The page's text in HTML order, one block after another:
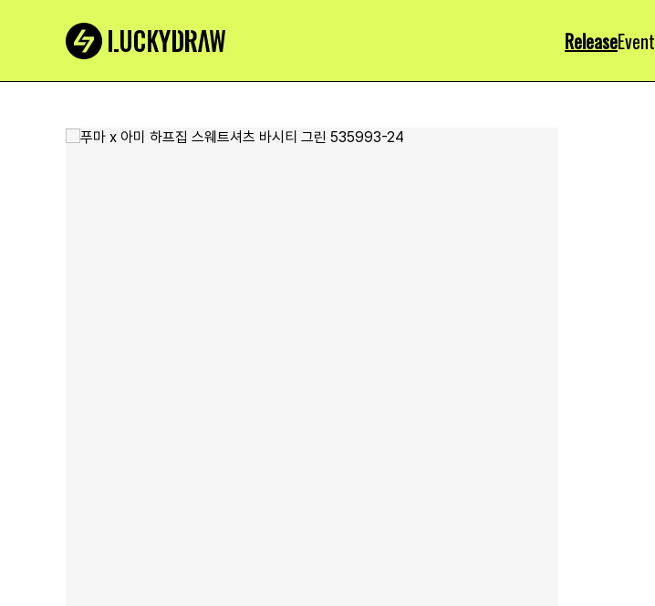
ReleaseEvent